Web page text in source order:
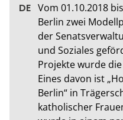
Vom 01.10.2018
Berlin zwei
der
und Soziales
Projekte wurde
Eines davon ist
Berlin“ in
katholischer